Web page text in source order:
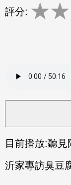
評分: ★★
目前播放:聽見
沂家專訪臭豆